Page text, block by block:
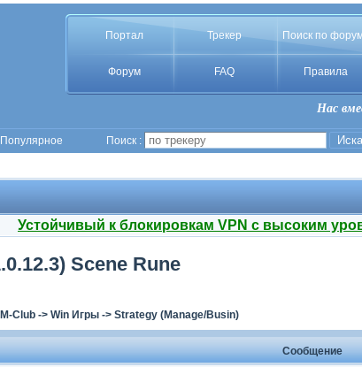
Портал Трекер Поиск по
Форум FAQ Правила
Нас
Популярное Поиск :
Устойчивый к блокировкам VPN с высоким
Scene Rune
Club-> Win Игры-> Strategy (Manage/Busin)
Сообщение